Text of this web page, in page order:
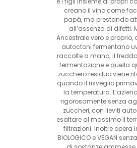
creano il vino come
papà, ma prestando
all’assenza di difetti.
Ancestrale vero e proprio,
autoctoni fermentano
raccolte a mano; il
fermentazione e quella
zucchero residuo viene
quando il risveglio
la temperatura.
rigorosamente senza
zuccheri, con lieviti
esaltare al massimo il
filtrazioni. Inoltre opera
BIOLOGICO e VEGAN